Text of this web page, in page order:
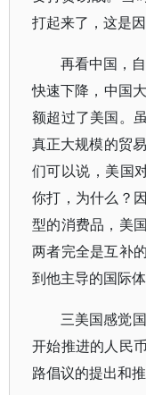
打起来了，这是因
再看中国，
快速下降，中国
额超过了美国。
真正大规模的贸
们可以说，美国
你打，为什么？
型的消费品，美
两者完全是互补
到他主导的国际体
三美国感觉
开始推进的人民
路倡议的提出和推